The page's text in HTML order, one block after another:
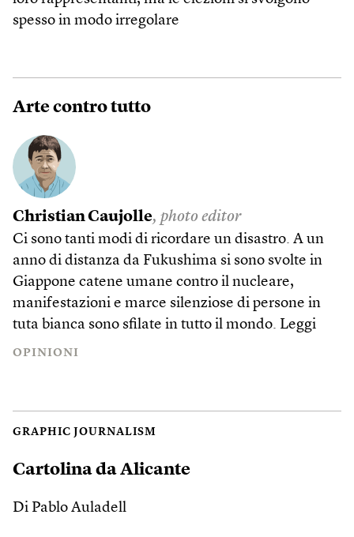
spesso in modo irregolare
Arte contro tutto
Christian Caujolle, photo editor
Ci sono tanti modi di ricordare un disastro. A un
anno di distanza da Fukushima si sono svolte in
Giappone catene umane contro il nucleare,
manifestazioni e marce silenziose di persone in
tuta bianca sono sfilate in tutto il mondo. Leggi
OPINIONI
GRAPHIC JOURNALISM
Cartolina da Alicante
Di Pablo Auladell